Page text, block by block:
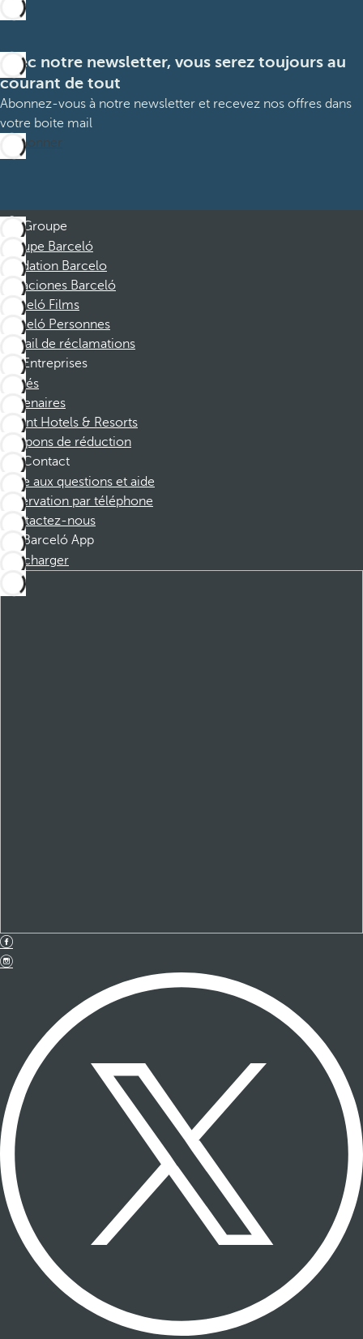
Avec notre newsletter, vous serez toujours au
courant de tout
Abonnez-vous à notre newsletter et recevez nos offres dans
votre boite mail
M’abonner
Groupe
Groupe Barceló
Fondation Barcelo
Vacaciones Barceló
Barceló Films
Barceló Personnes
Portail de réclamations
Entreprises
Affiliés
Partenaires
Dorint Hotels & Resorts
Coupons de réduction
Contact
Foire aux questions et aide
Réservation par téléphone
Contactez-nous
Barceló App
Télécharger